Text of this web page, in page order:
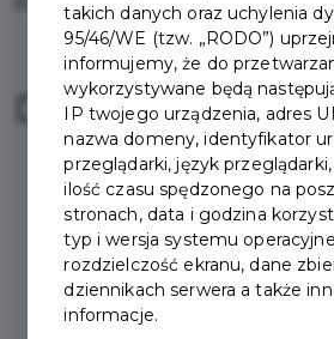
Darmowe wejścia:
takich danych oraz uchylenia
95/46/WE (tzw. „RODO”)
informujemy, że do
wykorzystywane będą
IP twojego urządzenia, adres
nazwa domeny, identyfikator
przeglądarki, język
ilość czasu spędzonego na
stronach, data i godzina
typ i wersja systemu
rozdzielczość ekranu, dane
dziennikach serwera a także
informacje.